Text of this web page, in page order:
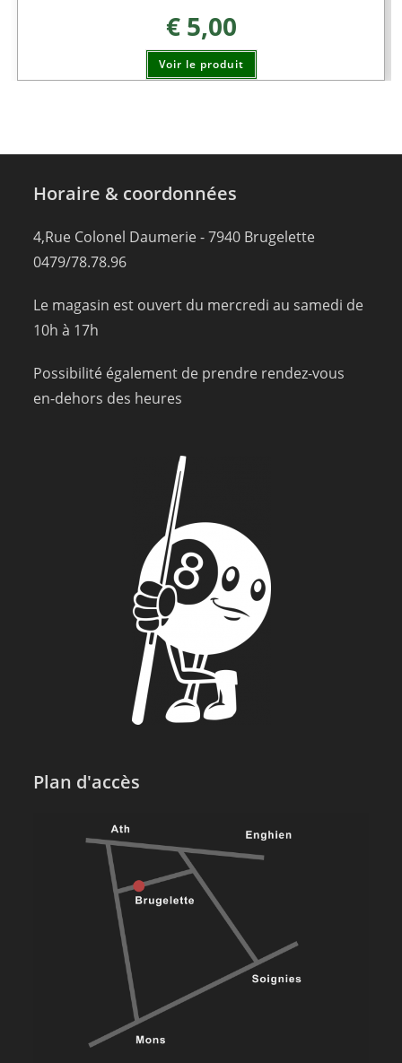
€5,00
Voir le produit
Horaire & coordonnées
4,Rue Colonel Daumerie - 7940 Brugelette
0479/78.78.96
Le magasin est ouvert du mercredi au samedi de
10h à 17h
Possibilité également de prendre rendez-vous
en-dehors des heures
Plan d'accès